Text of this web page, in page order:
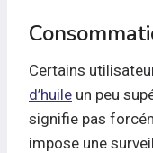
Certains
d’huile un peu
signifie pas
impose une